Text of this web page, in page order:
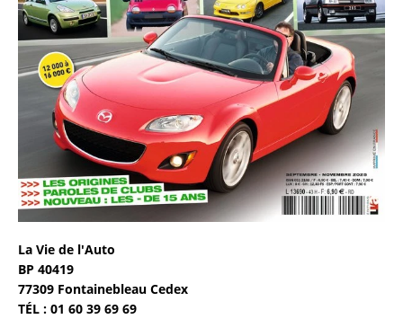
La Vie de l'Auto
BP 40419
77309 Fontainebleau Cedex
TÉL : 01 60 39 69 69